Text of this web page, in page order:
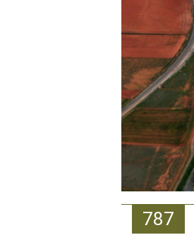
787